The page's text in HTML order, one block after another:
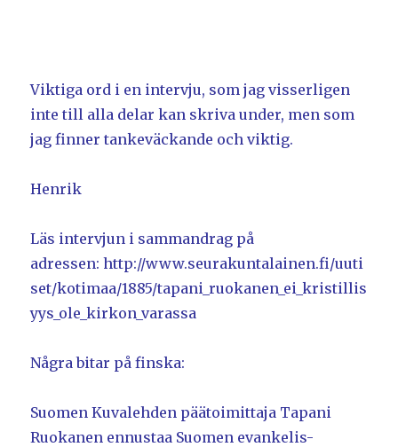
Viktiga ord i en intervju, som jag visserligen
inte till alla delar kan skriva under, men som
jag finner tankeväckande och viktig.
Henrik
Läs intervjun i sammandrag på
adressen: http://www.seurakuntalainen.fi/uuti
set/kotimaa/1885/tapani_ruokanen_ei_kristillis
yys_ole_kirkon_varassa
Några bitar på finska:
Suomen Kuvalehden päätoimittaja Tapani
Ruokanen ennustaa Suomen evankelis-